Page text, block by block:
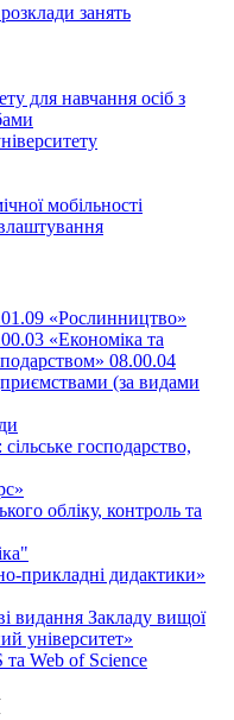
занять
для навчання осіб з
мобільності
«Рослинництво»
«Економіка та
08.00.04
(за видами
господарство,
обліку, контроль та
прикладні дидактики»
видання Закладу вищої
університет»
Web of Science